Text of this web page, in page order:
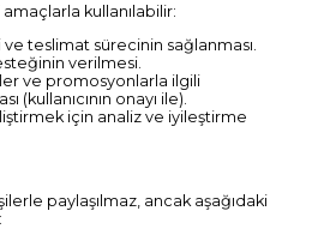
kullanılabilir:
teslimat sürecinin sağlanması.
verilmesi.
ve promosyonlarla ilgili
(kullanıcının onayı ile).
için analiz ve iyileştirme
paylaşılmaz, ancak aşağıdaki